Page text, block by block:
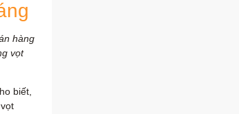
hàng
vọt
biết,